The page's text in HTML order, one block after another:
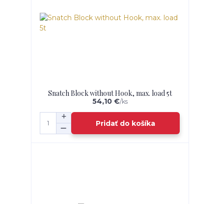
Snatch Block without Hook, max. load 5t
54,10 €/ks
Pridať do košíka